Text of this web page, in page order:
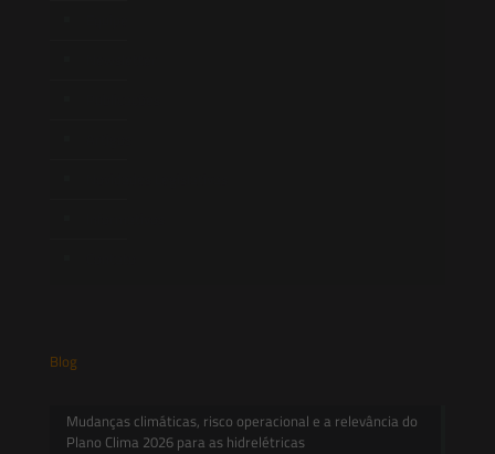
Blog
Mudanças climáticas, risco operacional e a relevância do
Plano Clima 2026 para as hidrelétricas